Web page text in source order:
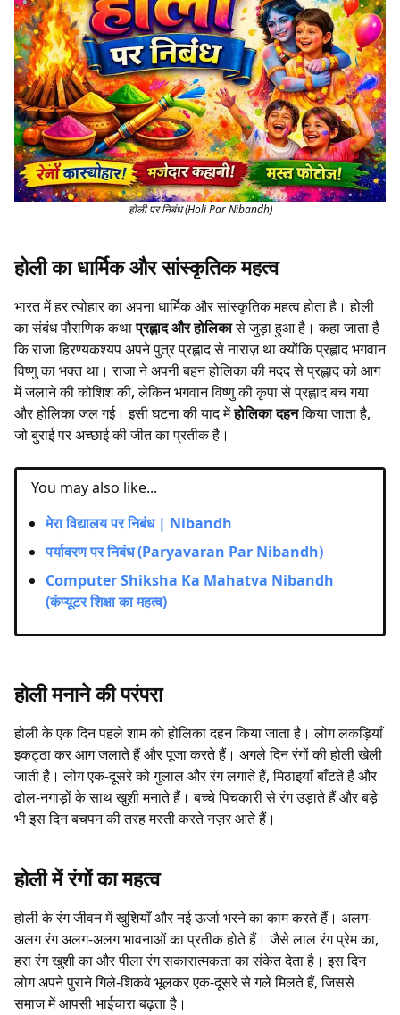
होली पर निबंध (Holi Par Nibandh)
होली का धार्मिक और सांस्कृतिक महत्व
भारत में हर त्योहार का अपना धार्मिक और सांस्कृतिक महत्व होता है। होली
का संबंध पौराणिक कथाप्रह्लाद और होलिकासे जुड़ा हुआ है। कहा जाता है
कि राजा हिरण्यकश्यप अपने पुत्र प्रह्लाद से नाराज़ था क्योंकि प्रह्लाद भगवान
विष्णु का भक्त था। राजा ने अपनी बहन होलिका की मदद से प्रह्लाद को आग
में जलाने की कोशिश की, लेकिन भगवान विष्णु की कृपा से प्रह्लाद बच गया
और होलिका जल गई। इसी घटना की याद मेंहोलिका दहनकिया जाता है,
जो बुराई पर अच्छाई की जीत का प्रतीक है।
You may also like...
मेरा विद्यालय पर निबंध | Nibandh
पर्यावरण पर निबंध (Paryavaran Par Nibandh)
Computer Shiksha Ka Mahatva Nibandh
(कंप्यूटर शिक्षा का महत्व)
होली मनाने की परंपरा
होली के एक दिन पहले शाम को होलिका दहन किया जाता है। लोग लकड़ियाँ
इकट्ठा कर आग जलाते हैं और पूजा करते हैं। अगले दिन रंगों की होली खेली
जाती है। लोग एक-दूसरे को गुलाल और रंग लगाते हैं, मिठाइयाँ बाँटते हैं और
ढोल-नगाड़ों के साथ खुशी मनाते हैं। बच्चे पिचकारी से रंग उड़ाते हैं और बड़े
भी इस दिन बचपन की तरह मस्ती करते नज़र आते हैं।
होली में रंगों का महत्व
होली के रंग जीवन में खुशियाँ और नई ऊर्जा भरने का काम करते हैं। अलग-
अलग रंग अलग-अलग भावनाओं का प्रतीक होते हैं। जैसे लाल रंग प्रेम का,
हरा रंग खुशी का और पीला रंग सकारात्मकता का संकेत देता है। इस दिन
लोग अपने पुराने गिले-शिकवे भूलकर एक-दूसरे से गले मिलते हैं, जिससे
समाज में आपसी भाईचारा बढ़ता है।